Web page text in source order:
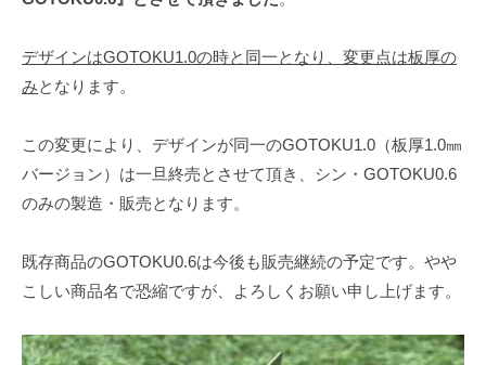
デザインはGOTOKU1.0の時と同一となり、変更点は板厚の
みとなります。
この変更により、デザインが同一のGOTOKU1.0（板厚1.0㎜
バージョン）は一旦終売とさせて頂き、シン・GOTOKU0.6
のみの製造・販売となります。
既存商品のGOTOKU0.6は今後も販売継続の予定です。やや
こしい商品名で恐縮ですが、よろしくお願い申し上げます。